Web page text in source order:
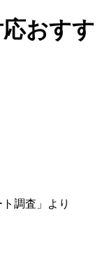
おすす
調査」より